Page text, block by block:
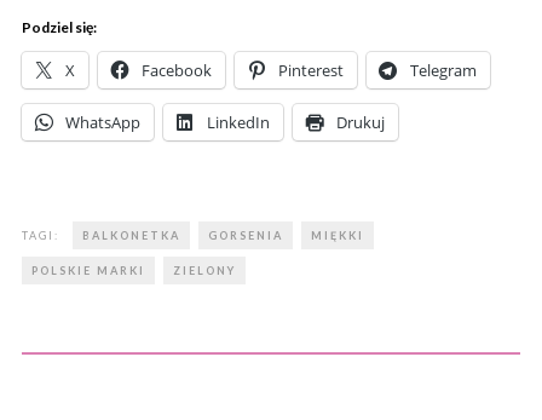
Podziel się:
X Facebook Pinterest Telegram
WhatsApp LinkedIn Drukuj
TAGI: BALKONETKA GORSENIA MIĘKKI
POLSKIE MARKI ZIELONY